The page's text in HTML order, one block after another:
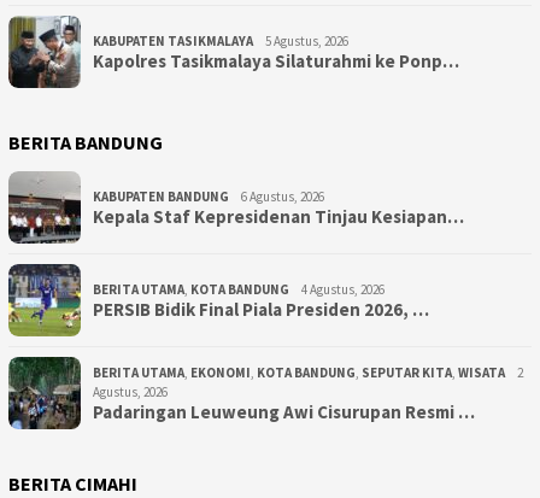
KABUPATEN TASIKMALAYA 5 Agustus, 2026
Kapolres Tasikmalaya Silaturahmi ke Ponp…
BERITA BANDUNG
KABUPATEN BANDUNG 6 Agustus, 2026
Kepala Staf Kepresidenan Tinjau Kesiapan…
BERITA UTAMA, KOTA BANDUNG 4 Agustus, 2026
PERSIB Bidik Final Piala Presiden 2026, …
BERITA UTAMA, EKONOMI, KOTA BANDUNG, SEPUTAR KITA, WISATA
2
Agustus, 2026
Padaringan Leuweung Awi Cisurupan Resmi …
BERITA CIMAHI